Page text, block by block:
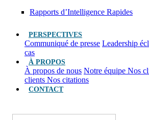
Rapports d’Intelligence Rapides
PERSPECTIVES
Communiqué de presse Leadership
cas
À PROPOS
À propos de nous Notre équipe Nos
clients Nos citations
CONTACT